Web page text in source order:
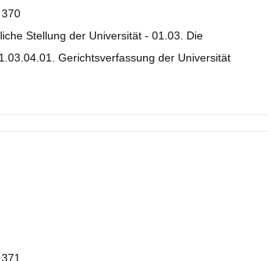
Stellung der Universität - 01.03. Die
Gerichtsverfassung der Universität